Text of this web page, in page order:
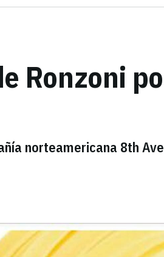
Ronzoni
norteamericana 8th